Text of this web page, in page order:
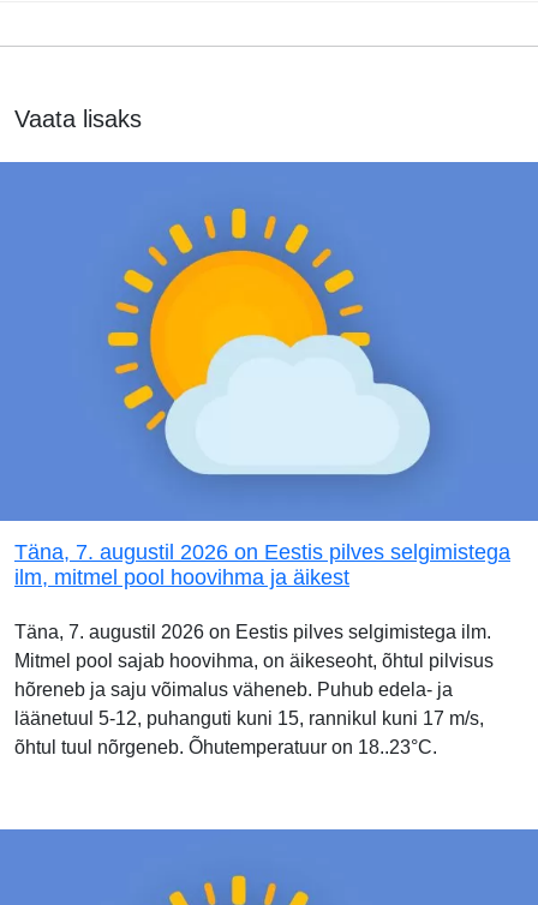
Vaata lisaks
Täna, 7. augustil 2026 on Eestis pilves selgimistega
ilm, mitmel pool hoovihma ja äikest
Täna, 7. augustil 2026 on Eestis pilves selgimistega ilm.
Mitmel pool sajab hoovihma, on äikeseoht, õhtul pilvisus
hõreneb ja saju võimalus väheneb. Puhub edela- ja
läänetuul 5-12, puhanguti kuni 15, rannikul kuni 17 m/s,
õhtul tuul nõrgeneb. Õhutemperatuur on 18..23°C.